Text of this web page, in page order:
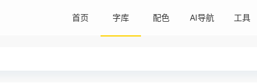
首页 字库 配色 AI导航 工具